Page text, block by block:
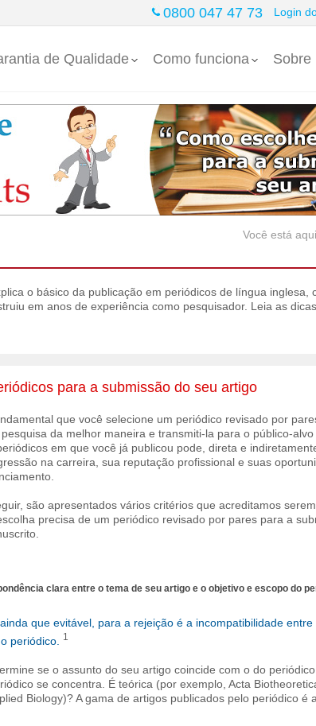
0800 047 47 73 Login
de Qualidade Como funciona Sobre
Você está
o básico da publicação em periódicos de língua inglesa,
em anos de experiência como pesquisador. Leia as
para a submissão do seu artigo
que você selecione um periódico revisado por
da melhor maneira e transmiti-la para o público-
em que você já publicou pode, direta e
na carreira, sua reputação profissional e suas
são apresentados vários critérios que acreditamos
precisa de um periódico revisado por pares para a
clara entre o tema de seu artigo e o objetivo e escopo do
que evitável, para a rejeição é a incompatibilidade
periódico.
1
se o assunto do seu artigo coincide com o do
se concentra. É teórica (por exemplo, Acta
Biology)? A gama de artigos publicados pelo periódico é